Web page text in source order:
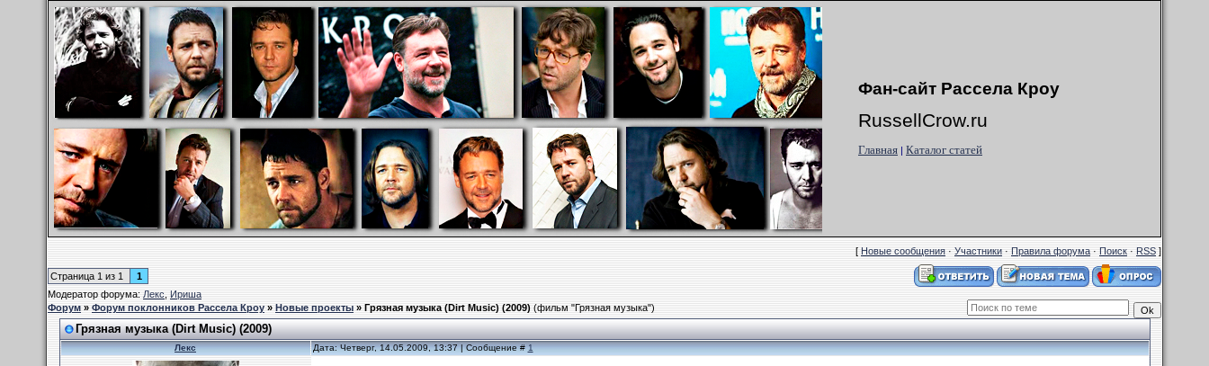
Фан-сайт Рассела Кроу
RussellCrow.ru
Главная | Каталог статей
[Новые сообщения·Участники·Правила форума·Поиск·RSS]
Страница 1 из 1
1
Модератор форума:Лекс,Ириша
Форум»Форум поклонников Рассела Кроу»Новые проекты»Грязная музыка (Dirt Music) (2009) (фильм "Грязная музыка")
Грязная музыка (Dirt Music) (2009)
Лекс Дата: Четверг, 14.05.2009, 13:37 | Сообщение #1